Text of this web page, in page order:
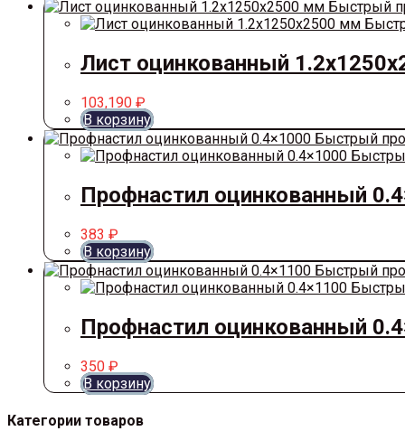
Быстрый
Лист оцинкованный
103,190 ₽
В корзину
Быстрый
Профнастил оцинкованный
383 ₽
В корзину
Быстрый
Профнастил оцинкованный
350 ₽
В корзину
Категории товаров